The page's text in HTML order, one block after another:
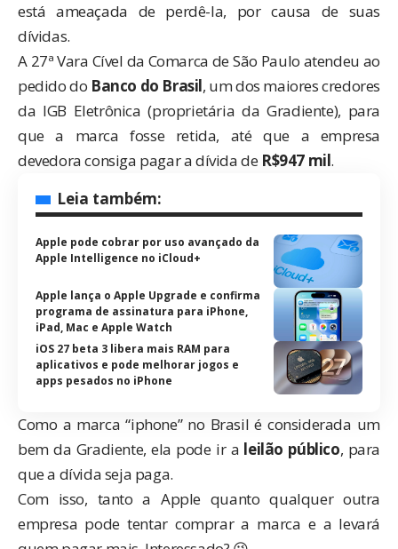
está ameaçada de perdê-la, por causa de suas
dívidas.
A 27ª Vara Cível da Comarca de São Paulo atendeu ao
pedido do Banco do Brasil, um dos maiores credores
da IGB Eletrônica (proprietária da Gradiente), para
que a marca fosse retida, até que a empresa
devedora consiga pagar a dívida de R$947 mil.
Leia também:
Apple pode cobrar por uso avançado da
Apple Intelligence no iCloud+
Apple lança o Apple Upgrade e confirma
programa de assinatura para iPhone,
iPad, Mac e Apple Watch
iOS 27 beta 3 libera mais RAM para
aplicativos e pode melhorar jogos e
apps pesados no iPhone
Como a marca “iphone” no Brasil é considerada um
bem da Gradiente, ela pode ir a leilão público, para
que a dívida seja paga.
Com isso, tanto a Apple quanto qualquer outra
empresa pode tentar comprar a marca e a levará